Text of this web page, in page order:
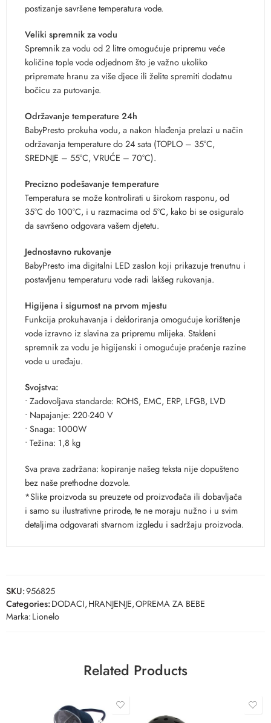
postizanje savršene temperatura vode.
Veliki spremnik za vodu
Spremnik za vodu od 2 litre omogućuje pripremu veće
količine tople vode odjednom što je važno ukoliko
pripremate hranu za više djece ili želite spremiti dodatnu
bočicu za putovanje.
Održavanje temperature 24h
BabyPresto prokuha vodu, a nakon hlađenja prelazi u način
održavanja temperature do 24 sata (TOPLO – 35°C,
SREDNJE – 55°C, VRUĆE – 70°C).
Precizno podešavanje temperature
Temperatura se može kontrolirati u širokom rasponu, od
35°C do 100°C, i u razmacima od 5°C, kako bi se osiguralo
da savršeno odgovara vašem djetetu.
Jednostavno rukovanje
BabyPresto ima digitalni LED zaslon koji prikazuje trenutnu i
postavljenu temperaturu vode radi lakšeg rukovanja.
Higijena i sigurnost na prvom mjestu
Funkcija prokuhavanja i dekloriranja omogućuje korištenje
vode izravno iz slavina za pripremu mlijeka. Stakleni
spremnik za vodu je higijenski i omogućuje praćenje razine
vode u uređaju.
Svojstva:
• Zadovoljava standarde: ROHS, EMC, ERP, LFGB, LVD
• Napajanje: 220-240 V
• Snaga: 1000W
• Težina: 1,8 kg
Sva prava zadržana: kopiranje našeg teksta nije dopušteno
bez naše prethodne dozvole.
*Slike proizvoda su preuzete od proizvođača ili dobavljača
i samo su ilustrativne prirode, te ne moraju nužno i u svim
detaljima odgovarati stvarnom izgledu i sadržaju proizvoda.
SKU:956825
Categories:DODACI,HRANJENJE,OPREMA ZA BEBE
Marka:Lionelo
Related Products